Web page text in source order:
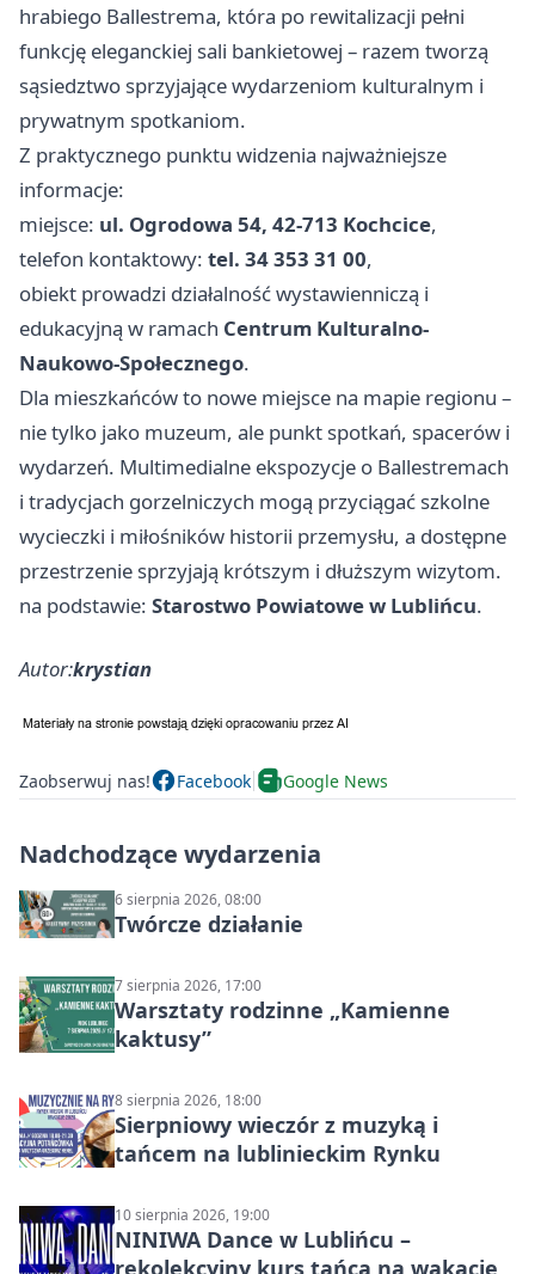
hrabiego Ballestrema, która po rewitalizacji pełni
funkcję eleganckiej sali bankietowej – razem tworzą
sąsiedztwo sprzyjające wydarzeniom kulturalnym i
prywatnym spotkaniom.
Z praktycznego punktu widzenia najważniejsze
informacje:
miejsce: ul. Ogrodowa 54, 42-713 Kochcice,
telefon kontaktowy: tel. 34 353 31 00,
obiekt prowadzi działalność wystawienniczą i
edukacyjną w ramach Centrum Kulturalno-
Naukowo-Społecznego.
Dla mieszkańców to nowe miejsce na mapie regionu –
nie tylko jako muzeum, ale punkt spotkań, spacerów i
wydarzeń. Multimedialne ekspozycje o Ballestremach
i tradycjach gorzelniczych mogą przyciągać szkolne
wycieczki i miłośników historii przemysłu, a dostępne
przestrzenie sprzyjają krótszym i dłuższym wizytom.
na podstawie: Starostwo Powiatowe w Lublińcu.
Autor:krystian
Zaobserwuj nas! Facebook Google News
Nadchodzące wydarzenia
6 sierpnia 2026, 08:00
Twórcze działanie
7 sierpnia 2026, 17:00
Warsztaty rodzinne „Kamienne
kaktusy”
8 sierpnia 2026, 18:00
Sierpniowy wieczór z muzyką i
tańcem na lublinieckim Rynku
10 sierpnia 2026, 19:00
NINIWA Dance w Lublińcu –